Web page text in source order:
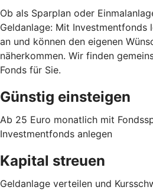
Ob als Sparplan oder
Geldanlage: Mit Investmentfonds
an und können den eigenen
näherkommen. Wir finden
Fonds für Sie.
Günstig einsteigen
Ab 25 Euro monatlich mit
Investmentfonds anlegen
Kapital streuen
Geldanlage verteilen und